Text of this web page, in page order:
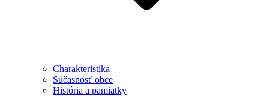
Charakteristika
Súčasnosť obce
História a pamiatky